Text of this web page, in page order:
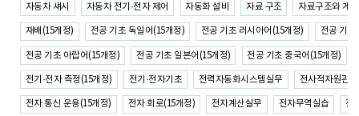
자동차 섀시 자동차 전기·전자 제어 자동화 설비 자료 구조 자료구조와 게
재배(15개정) 전공 기초 독일어(15개정) 전공 기초 러시아어(15개정) 전공 기초
전공 기초 아랍어(15개정) 전공 기초 일본어(15개정) 전공 기초 중국어(15개정)
전기·전자 측정(15개정) 전기·전자기초 전력자동화시스템실무 전사적자원관
전자 통신 운용(15개정) 전자 회로(15개정) 전자계산실무 전자무역실습 전